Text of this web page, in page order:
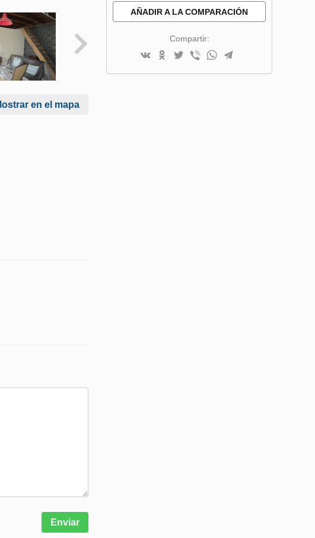
en el mapa
Enviar
AÑADIR A LA COMPARACIÓN
Compartir: